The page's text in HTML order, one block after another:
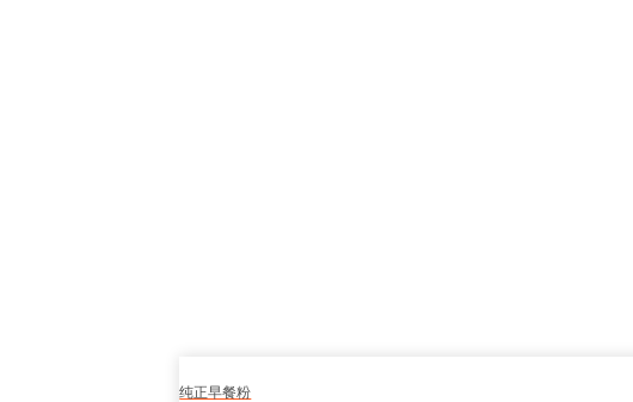
纯正早餐粉